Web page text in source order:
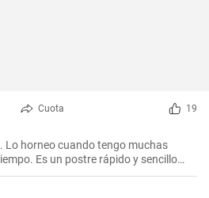
Cuota 19
Lo horneo cuando tengo muchas
Es un postre rápido y sencillo